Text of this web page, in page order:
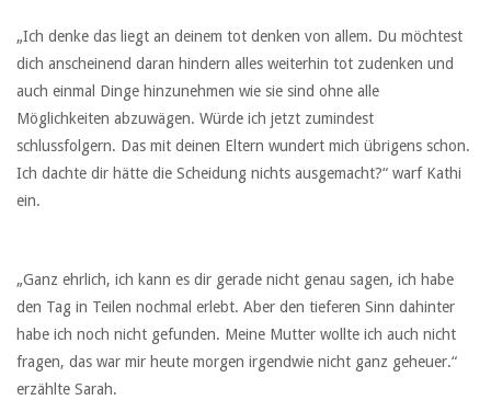
„Ich denke das liegt an deinem tot denken von allem. Du möchtest
dich anscheinend daran hindern alles weiterhin tot zudenken und
auch einmal Dinge hinzunehmen wie sie sind ohne alle
Möglichkeiten abzuwägen. Würde ich jetzt zumindest
schlussfolgern. Das mit deinen Eltern wundert mich übrigens schon.
Ich dachte dir hätte die Scheidung nichts ausgemacht?“ warf Kathi
ein.
„Ganz ehrlich, ich kann es dir gerade nicht genau sagen, ich habe
den Tag in Teilen nochmal erlebt. Aber den tieferen Sinn dahinter
habe ich noch nicht gefunden. Meine Mutter wollte ich auch nicht
fragen, das war mir heute morgen irgendwie nicht ganz geheuer.“
erzählte Sarah.